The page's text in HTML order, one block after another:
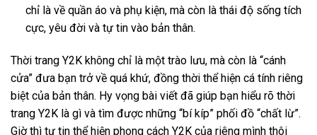
chỉ là về quần áo và phụ kiện, mà còn là thái độ sống tích
cực, yêu đời và tự tin vào bản thân.
Thời trang Y2K không chỉ là một trào lưu, mà còn là “cánh
cửa” đưa bạn trở về quá khứ, đồng thời thể hiện cá tính riêng
biệt của bản thân. Hy vọng bài viết đã giúp bạn hiểu rõ thời
trang Y2K là gì và tìm được những “bí kíp” phối đồ “chất lừ”.
Giờ thì tự tin thể hiện phong cách Y2K của riêng mình thôi